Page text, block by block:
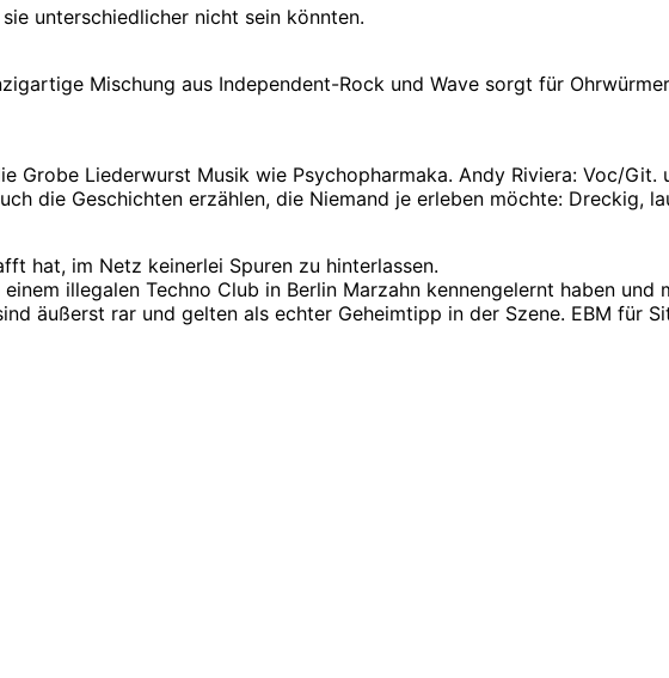
unterschiedlicher nicht sein könnten.
Mischung aus Independent-Rock und Wave sorgt für
Grobe Liederwurst Musik wie Psychopharmaka. Andy Riviera: Voc/
die Geschichten erzählen, die Niemand je erleben möchte: Dreckig,
hat, im Netz keinerlei Spuren zu hinterlassen.
illegalen Techno Club in Berlin Marzahn kennengelernt haben
äußerst rar und gelten als echter Geheimtipp in der Szene. EBM für